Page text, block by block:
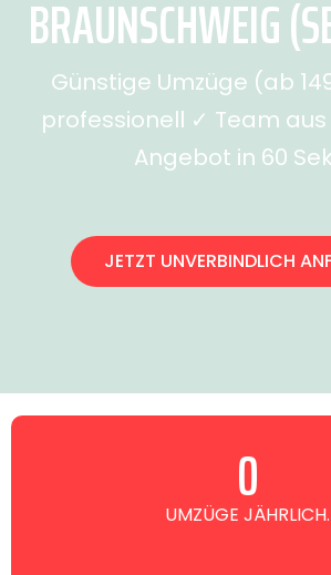
BRAUNSCHWEIG
Günstige Umzüge (ab
professionell ✓ Team
Angebot in 60
JETZT UNVERBINDLICH
UMZÜGE JÄHRLICH.
0